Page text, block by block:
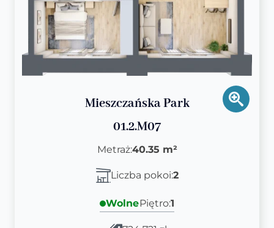
Mieszczańska Park
01.2.M07
Metraż:40.35 m²
Liczba pokoi:2
WolnePiętro:1